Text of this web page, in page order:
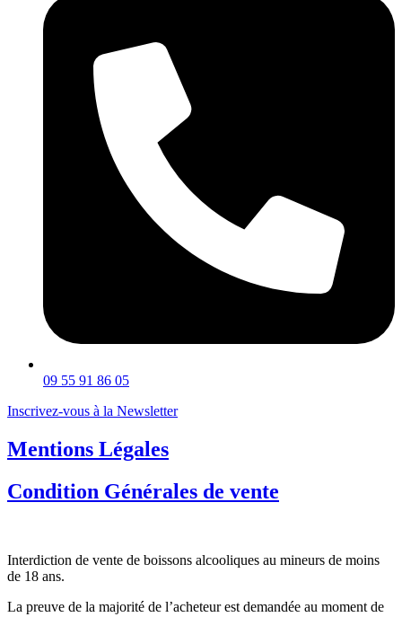
09 55 91 86 05
Inscrivez-vous à la Newsletter
Mentions Légales
Condition Générales de vente
Interdiction de vente de boissons alcooliques au mineurs de moins
de 18 ans.
La preuve de la majorité de l’acheteur est demandée au moment de